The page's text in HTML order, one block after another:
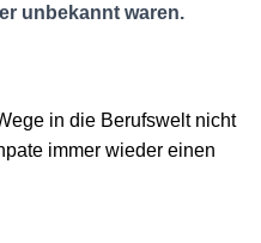
unbekannt waren.
in die Berufswelt nicht
immer wieder einen